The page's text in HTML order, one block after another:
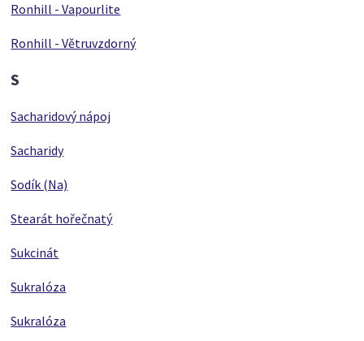
Ronhill - Vapourlite
Ronhill - Větruvzdorný
S
Sacharidový nápoj
Sacharidy
Sodík (Na)
Stearát hořečnatý
Sukcinát
Sukralóza
Sukralóza